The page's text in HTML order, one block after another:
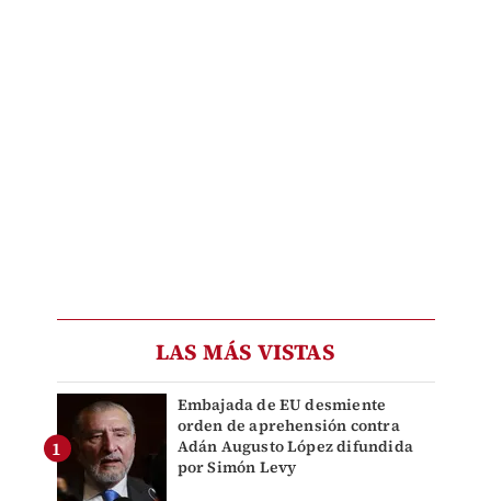
LAS MÁS VISTAS
Embajada de EU desmiente
orden de aprehensión contra
Adán Augusto López difundida
por Simón Levy